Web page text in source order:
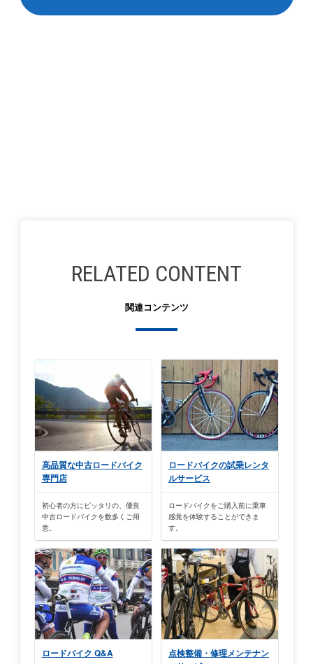
関連コンテンツ
高品質な中古ロードバイク
専門店
初心者の方にピッタリの、優良
中古ロードバイクを数多くご用
意。
ロードバイクの試乗レンタ
ルサービス
ロードバイクをご購入前に乗車
感覚を体験することができま
す。
ロードバイク Q&A
点検整備・修理メンテナン